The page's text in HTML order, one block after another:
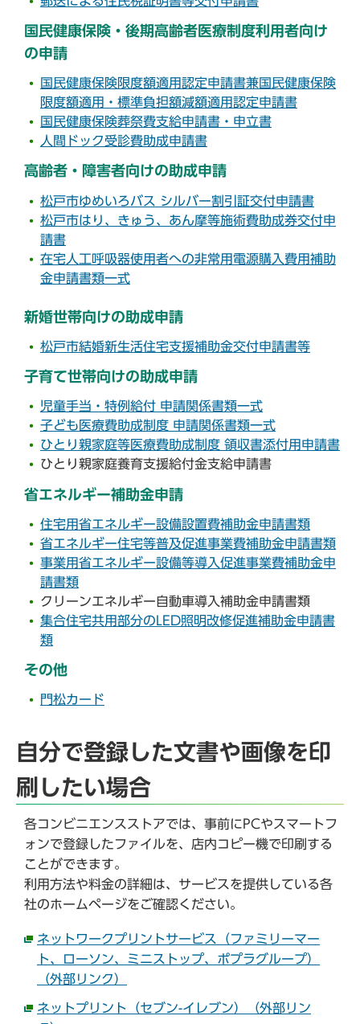
国民健康保険・後期高齢者医療制度利用者向け
の申請
国民健康保険限度額適用認定申請書兼国民健康保険
限度額適用・標準負担額減額適用認定申請書
国民健康保険葬祭費支給申請書・申立書
人間ドック受診費助成申請書
高齢者・障害者向けの助成申請
松戸市ゆめいろバス シルバー割引証交付申請書
松戸市はり、きゅう、あん摩等施術費助成券交付申
請書
在宅人工呼吸器使用者への非常用電源購入費用補助
金申請書類一式
新婚世帯向けの助成申請
松戸市結婚新生活住宅支援補助金交付申請書等
子育て世帯向けの助成申請
児童手当・特例給付 申請関係書類一式
子ども医療費助成制度 申請関係書類一式
ひとり親家庭等医療費助成制度 領収書添付用申請書
ひとり親家庭養育支援給付金支給申請書
省エネルギー補助金申請
住宅用省エネルギー設備設置費補助金申請書類
省エネルギー住宅等普及促進事業費補助金申請書類
事業用省エネルギー設備等導入促進事業費補助金申
請書類
クリーンエネルギー自動車導入補助金申請書類
集合住宅共用部分のLED照明改修促進補助金申請書
類
その他
門松カード
自分で登録した文書や画像を印
刷したい場合
各コンビニエンスストアでは、事前にPCやスマートフ
ォンで登録したファイルを、店内コピー機で印刷する
ことができます。
利用方法や料金の詳細は、サービスを提供している各
社のホームページをご確認ください。
ネットワークプリントサービス（ファミリーマー
ト、ローソン、ミニストップ、ポプラグループ）
（外部リンク）
ネットプリント（セブン-イレブン）（外部リン